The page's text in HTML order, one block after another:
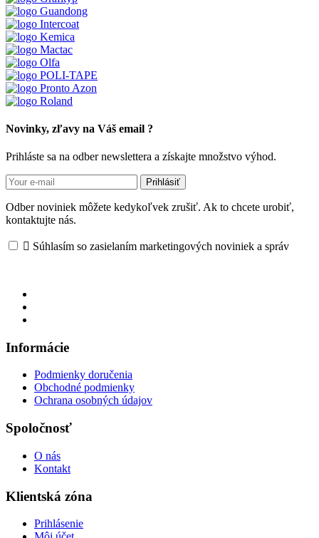
Novinky, zľavy na Váš email ?
Prihláste sa na odber newslettera a získajte množstvo výhod.
Prihlásiť
Odber noviniek môžete kedykoľvek zrušiť. Ak to chcete urobiť,
kontaktujte nás.
 Súhlasím so zasielaním marketingových noviniek a správ
Informácie
Podmienky doručenia
Obchodné podmienky
Ochrana osobných údajov
Spoločnosť
O nás
Kontakt
Klientská zóna
Prihlásenie